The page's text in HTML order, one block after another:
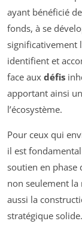
ayant bénéficié
fonds, à se
significativement
identifient et
face aux défis
apportant ainsi
l’écosystème.
Pour ceux qui
il est
soutien en phase
non seulement la
aussi la
stratégique solide.